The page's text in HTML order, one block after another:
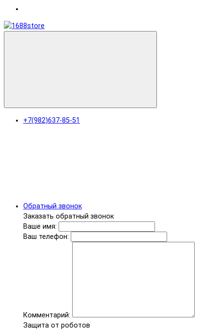
+7(982)637-85-51
Обратный звонок
Заказать обратный звонок
Ваше имя:
Ваш телефон:
Комментарий:
Защита от роботов